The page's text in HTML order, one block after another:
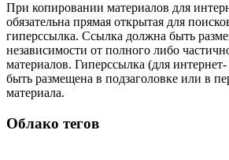
При копировании материалов для
обязательна прямая открытая для
гиперссылка. Ссылка должна быть
независимости от полного либо
материалов. Гиперссылка (для
быть размещена в подзаголовке или в
материала.
Облако тегов